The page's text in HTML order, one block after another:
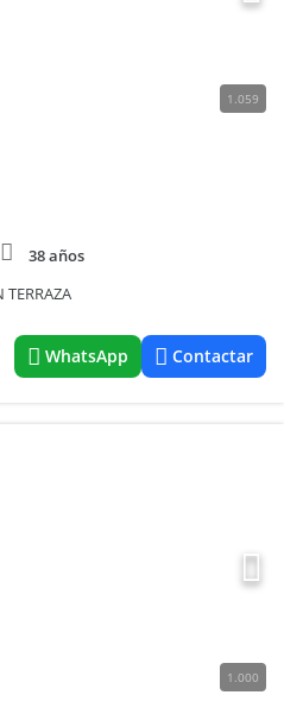
1.059
38 años
TERRAZA
WhatsApp Contactar
1.000